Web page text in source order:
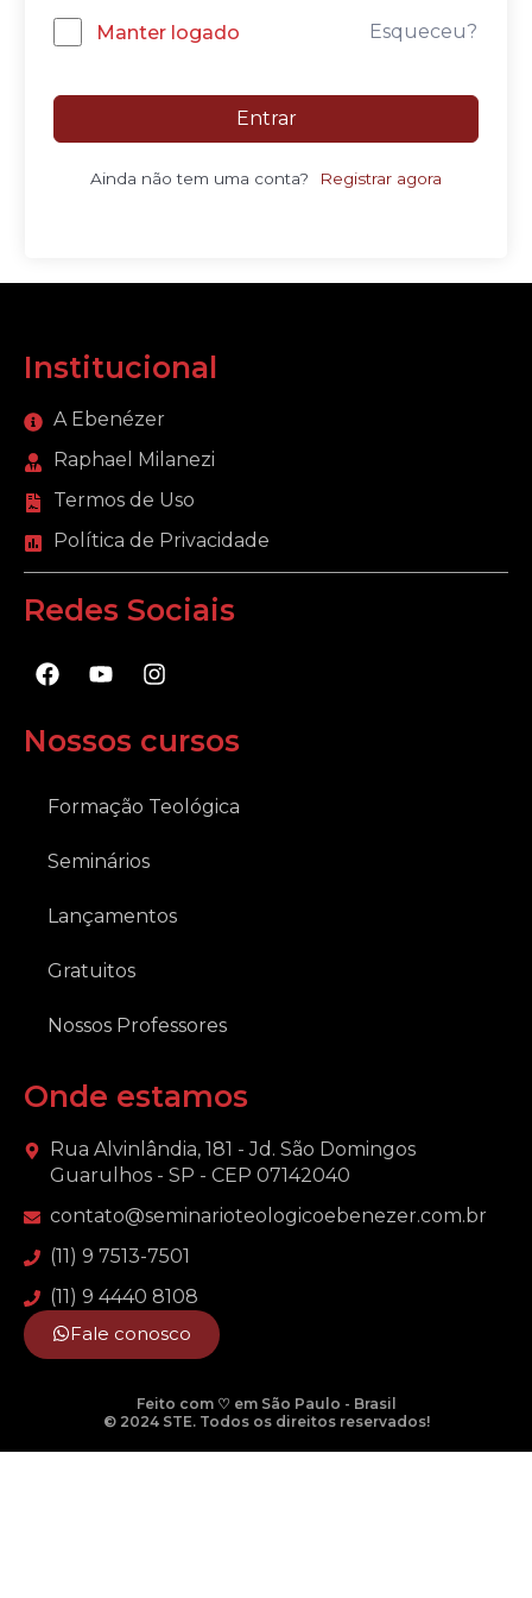
Manter logado Esqueceu?
Entrar
Ainda não tem uma conta? Registrar agora
Institucional
A Ebenézer
Raphael Milanezi
Termos de Uso
Política de Privacidade
Redes Sociais
F
a
e
b
o
Y
o
t
u
e
I
n
t
a
r
Nossos cursos
Formação Teológica
Seminários
Lançamentos
Gratuitos
Nossos Professores
Onde estamos
Rua Alvinlândia, 181 - Jd. São Domingos
Guarulhos - SP - CEP 07142040
contato@seminarioteologicoebenezer.com.br
(11) 9 7513-7501
(11) 9 4440 8108
Fale conosco
Feito com ♡ em São Paulo - Brasil
© 2024 STE. Todos os direitos reservados!